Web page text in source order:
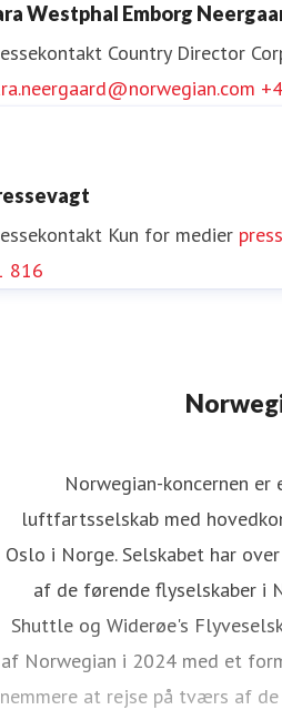
Westphal Emborg
Country Director
Kun for medier
816
Norwegian-koncernen
luftfartsselskab med
Oslo i Norge. Selskabet har
af de førende flyselskaber i
Shuttle og Widerøe's
af Norwegian i 2024 med et
nemmere at rejse på tværs af